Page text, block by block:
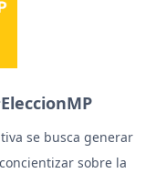
se busca generar
sobre la